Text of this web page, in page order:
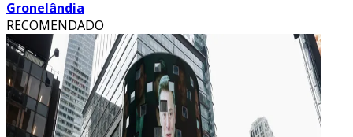
Gronelândia
RECOMENDADO